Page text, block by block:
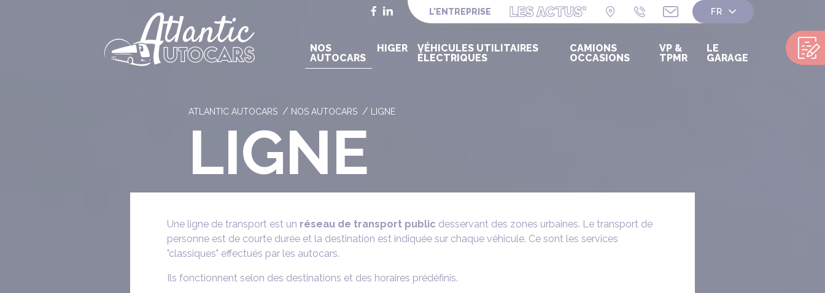
Facebook
LinkedInL'ENTREPRISE LES ACTUS'
NOS
AUTOCARS
HIGER
VÉHICULES UTILITAIRES
ÉLECTRIQUES
CAMIONS
OCCASIONS
VP &
TPMR
LE
GARAGE
ATLANTIC AUTOCARS NOS AUTOCARS LIGNE
LIGNE
Une ligne de transport est un réseau de transport public desservant des zones urbaines. Le transport de
personne est de courte durée et la destination est indiquée sur chaque véhicule. Ce sont les services
"classiques" effectués par les autocars.
Ils fonctionnent selon des destinations et des horaires prédéfinis.